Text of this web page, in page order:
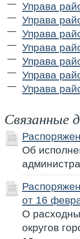
Управа
Управа
Управа
Управа
Управа
Управа
Управа
Связанные
Об
от 16
О
округов